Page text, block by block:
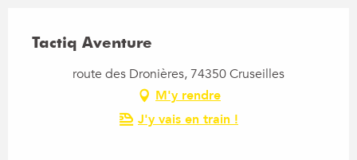
Tactiq Aventure
route des Dronières, 74350 Cruseilles
M'y rendre
J'y vais en train !